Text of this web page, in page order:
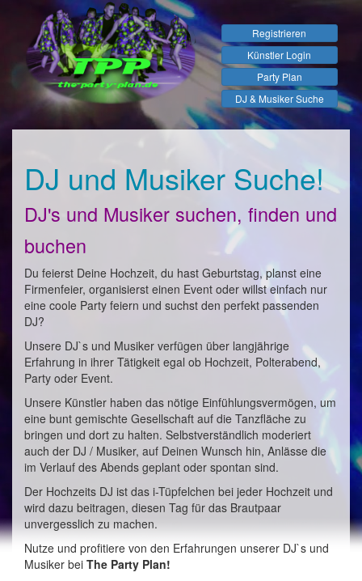
Registrieren
Künstler Login
Party Plan
DJ & Musiker Suche
DJ und Musiker Suche!
DJ's und Musiker suchen, finden und
buchen
Du feierst Deine Hochzeit, du hast Geburtstag, planst eine
Firmenfeier, organisierst einen Event oder willst einfach nur
eine coole Party feiern und suchst den perfekt passenden
DJ?
Unsere DJ`s und Musiker verfügen über langjährige
Erfahrung in ihrer Tätigkeit egal ob Hochzeit, Polterabend,
Party oder Event.
Unsere Künstler haben das nötige Einfühlungsvermögen, um
eine bunt gemischte Gesellschaft auf die Tanzfläche zu
bringen und dort zu halten. Selbstverständlich moderiert
auch der DJ / Musiker, auf Deinen Wunsch hin, Anlässe die
im Verlauf des Abends geplant oder spontan sind.
Der Hochzeits DJ ist das i-Tüpfelchen bei jeder Hochzeit und
wird dazu beitragen, diesen Tag für das Brautpaar
unvergesslich zu machen.
Nutze und profitiere von den Erfahrungen unserer DJ`s und
Musiker bei The Party Plan!